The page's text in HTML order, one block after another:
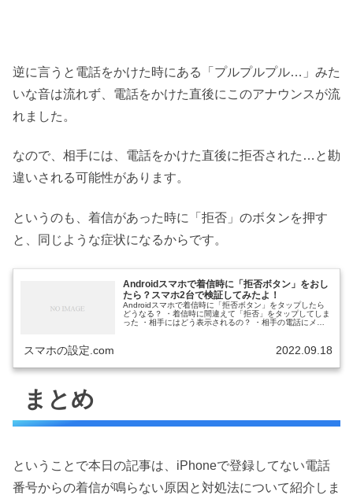
逆に言うと電話をかけた時にある「プルプルプル…」みた
いな音は流れず、電話をかけた直後にこのアナウンスが流
れました。
なので、相手には、電話をかけた直後に拒否された…と勘
違いされる可能性があります。
というのも、着信があった時に「拒否」のボタンを押す
と、同じような症状になるからです。
Androidスマホで着信時に「拒否ボタン」をおし
たら？スマホ2台で検証してみたよ！
Androidスマホで着信時に「拒否ボタン」をタップしたら
どうなる？ ・着信時に間違えて「拒否」をタップしてしま
った ・相手にはどう表示されるの？ ・相手の電話にメッ
スマホの設定.com 2022.09.18
まとめ
ということで本日の記事は、iPhoneで登録してない電話
番号からの着信が鳴らない原因と対処法について紹介しま